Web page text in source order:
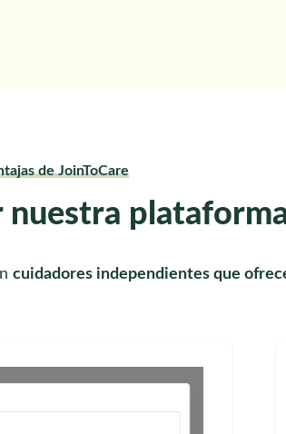
de JoinToCare
nuestra
cuidadores independientes que